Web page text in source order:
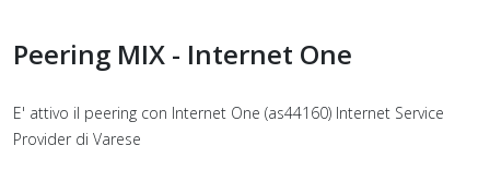
Peering MIX - Internet One
E' attivo il peering con Internet One (as44160) Internet Service
Provider di Varese